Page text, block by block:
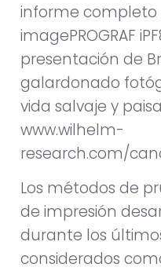
informe completo
imagePROGRAF
presentación de
galardonado
vida salvaje y
www.wilhelm-
research.com/
Los métodos de
de impresión
durante los
considerados